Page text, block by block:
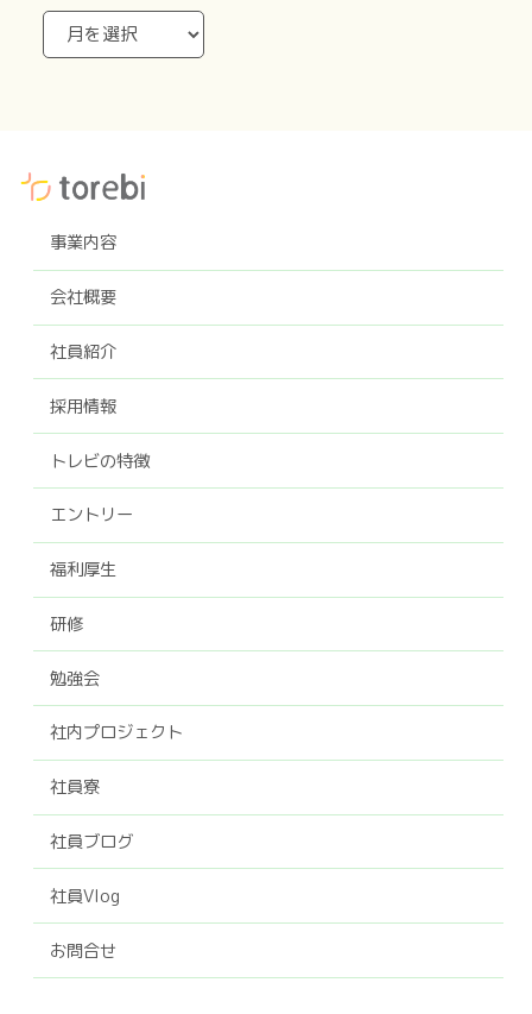
事業内容
会社概要
社員紹介
採用情報
トレビの特徴
エントリー
福利厚生
研修
勉強会
社内プロジェクト
社員寮
社員ブログ
社員Vlog
お問合せ